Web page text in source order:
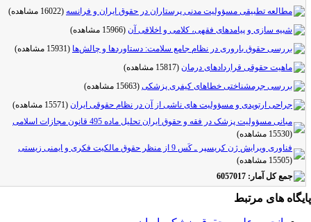
مطالعه تطبیقی مسؤولیت مدنی پرستاران در حقوق ایران و فرانسه (16022 مشاهده)
شبیه سازی و پیامدهای فقهی، کلامی و اخلاقی آن (15966 مشاهده)
بررسی حقوق باروری در نظام جامع سلامت: دستاوردها و چالش‌ها (15931 مشاهده)
ماهیت حقوقی قراردادهای درمان (15817 مشاهده)
بررسی جرمشناختی خطاهای کیفری پزشکی (15663 مشاهده)
جراحی ارتوپدی و مسؤولیت های ناشی از آن در نظام حقوقی ایران (15571 مشاهده)
مبانی مسؤولیت پزشک در فقه و حقوق ایران تحلیل ماده 495 قانون مجازات اسلامی
(15530 مشاهده)
فناوری ویرایش ژن کریسپر ـ کَس 9 از منظر حقوق مالکیت فکری و ایمنی زیستی
(15505 مشاهده)
جمع کل آمار: 6057017
های مرتبط